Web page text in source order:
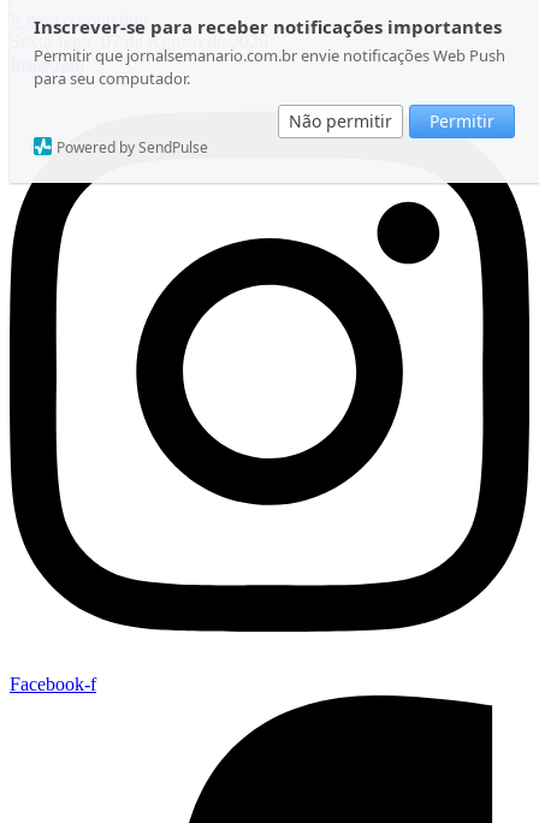
Inscrever-se para receber notificações importantes
Permitir que jornalsemanario.com.br envie notificações Web Push
para seu computador.
Não permitir Permitir
Powered by SendPulse
Ir para o conteúdo
Sexta-feira, 07 de Agosto de 2026
Instagram
Facebook-f